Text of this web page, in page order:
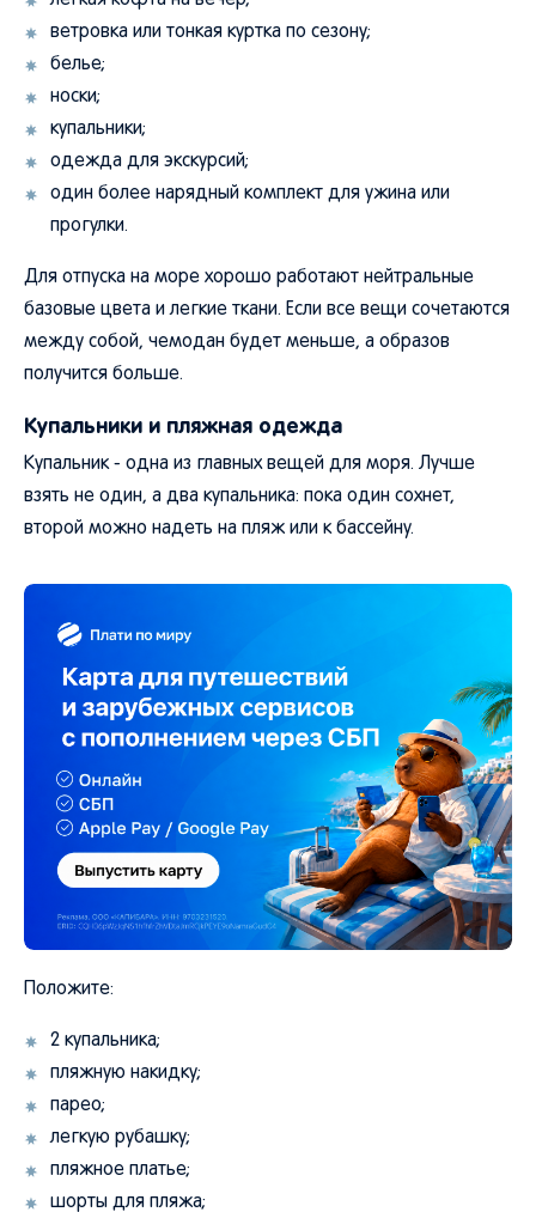
ветровка или тонкая куртка по сезону;
белье;
носки;
купальники;
одежда для экскурсий;
один более нарядный комплект для ужина или
прогулки.
Для отпуска на море хорошо работают нейтральные
базовые цвета и легкие ткани. Если все вещи сочетаются
между собой, чемодан будет меньше, а образов
получится больше.
Купальники и пляжная одежда
Купальник - одна из главных вещей для моря. Лучше
взять не один, а два купальника: пока один сохнет,
второй можно надеть на пляж или к бассейну.
Положите:
2 купальника;
пляжную накидку;
парео;
легкую рубашку;
пляжное платье;
шорты для пляжа;